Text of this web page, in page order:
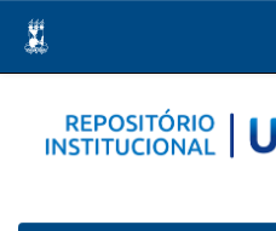
navigation